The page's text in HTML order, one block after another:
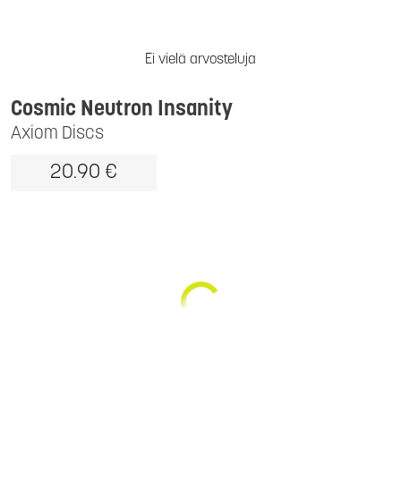
Ei vielä arvosteluja
Axiom Discs
Cosmic Neutron Insanity
20.90 €